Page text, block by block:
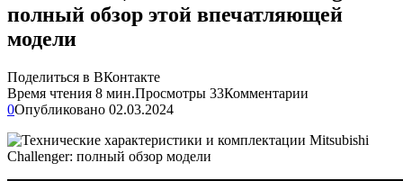
полный обзор этой впечатляющей
модели
Поделиться в ВКонтакте
Время чтения 8 мин.Просмотры 33Комментарии
0Опубликовано 02.03.2024